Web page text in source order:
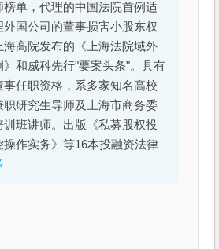
榜单，代理的中国法院首例适
外国公司的董事损害小股东权
海高院发布的《上海法院域外
》和威科先行"要案头条"。具有
事任职资格，系多家知名高校
职研究生导师及上海市商务委
训班讲师。出版《私募股权投
操作实务》等16本投融资法律